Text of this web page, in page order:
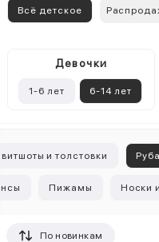
Всё детское
Девочки
1-6 лет 6-14 лет
и толстовки
Пижамы Носки
По новинкам